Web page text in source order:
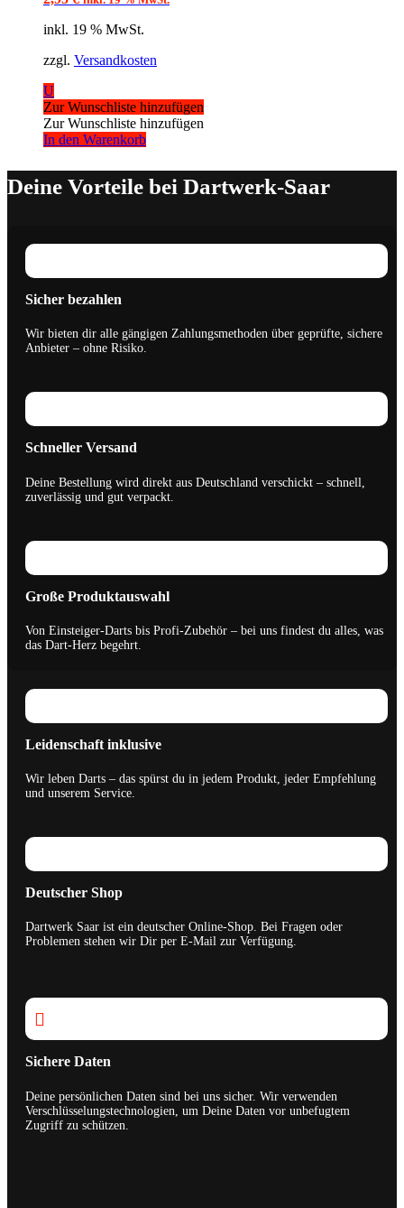
inkl. 19 % MwSt.
zzgl. Versandkosten
U
Zur Wunschliste hinzufügen
Zur Wunschliste hinzufügen
In den Warenkorb
Deine Vorteile bei Dartwerk-Saar
Sicher bezahlen
Wir bieten dir alle gängigen Zahlungsmethoden über geprüfte, sichere
Anbieter – ohne Risiko.
Schneller Versand
Deine Bestellung wird direkt aus Deutschland verschickt – schnell,
zuverlässig und gut verpackt.
Große Produktauswahl
Von Einsteiger-Darts bis Profi-Zubehör – bei uns findest du alles, was
das Dart-Herz begehrt.
Leidenschaft inklusive
Wir leben Darts – das spürst du in jedem Produkt, jeder Empfehlung
und unserem Service.
Deutscher Shop
Dartwerk Saar ist ein deutscher Online-Shop. Bei Fragen oder
Problemen stehen wir Dir per E-Mail zur Verfügung.

Sichere Daten
Deine persönlichen Daten sind bei uns sicher. Wir verwenden
Verschlüsselungstechnologien, um Deine Daten vor unbefugtem
Zugriff zu schützen.